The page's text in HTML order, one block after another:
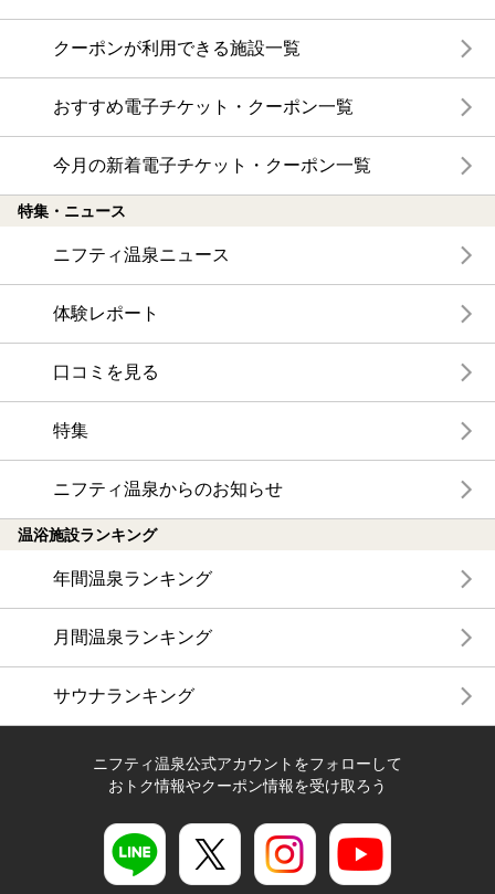
クーポンが利用できる施設一覧
おすすめ電子チケット・クーポン一覧
今月の新着電子チケット・クーポン一覧
特集・ニュース
ニフティ温泉ニュース
体験レポート
口コミを見る
特集
ニフティ温泉からのお知らせ
温浴施設ランキング
年間温泉ランキング
月間温泉ランキング
サウナランキング
ニフティ温泉公式アカウントをフォローして
おトク情報やクーポン情報を受け取ろう